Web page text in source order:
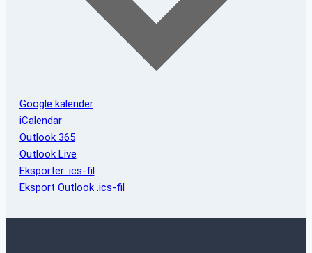
Google kalender
iCalendar
Outlook 365
Outlook Live
Eksporter .ics-fil
Eksport Outlook .ics-fil